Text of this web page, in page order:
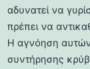
αδυνατεί να
πρέπει να
Η αγνόηση
συντήρησης